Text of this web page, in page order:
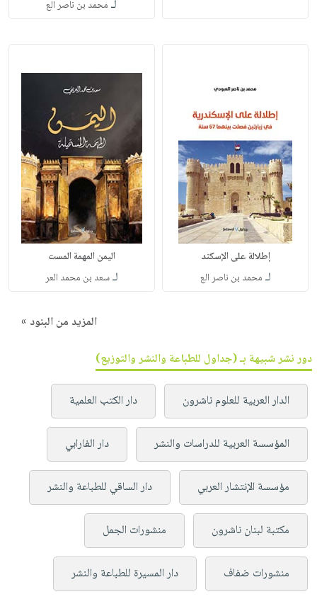
لـ محمد بن ناصر الع
إطلالة على الإسكند
لـ محمد بن ناصر الع
اليمن المهمة المست
لـسعد بن محمد العر
المزيد من البنود »
دور نشر شبيهة بـ (جداول للطباعة والنشر والتوزيع)
الدار العربية للعلوم ناشرون دار الكتب العلمية
المؤسسة العربية للدراسات والنشر دار الفارابي
مؤسسة الإنتشار العربي دار الساقي للطباعة والنشر
مكتبة لبنان ناشرون منشورات الجمل
منشورات ضفاف دار المسيرة للطباعة والنشر